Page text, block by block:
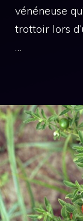
vénéneuse
trottoir lors
…